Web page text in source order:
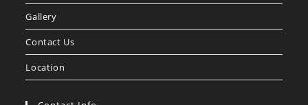
tab
Gallery
Contact Us
Location